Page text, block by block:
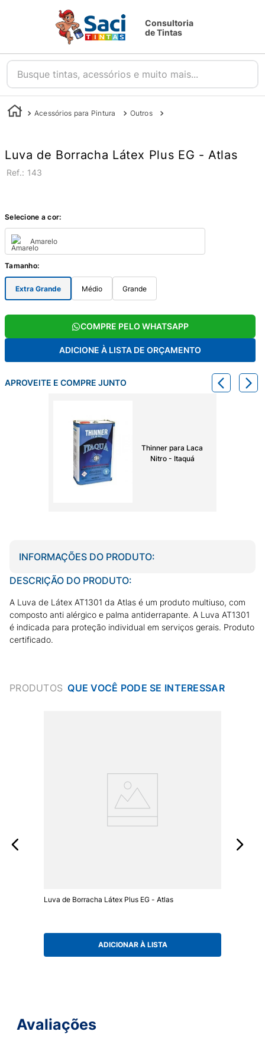
Consultoria
de Tintas
Busque tintas, acessórios e muito mais...
Acessórios para Pintura Outros
Luva de Borracha Látex Plus EG - Atlas
: 143
Selecione a cor:
Amarelo
Tamanho:
Extra Grande Médio Grande
COMPRE PELO WHATSAPP
ADICIONE À LISTA DE ORÇAMENTO
APROVEITE E COMPRE JUNTO
Thinner para Laca
Nitro - Itaquá
INFORMAÇÕES DO PRODUTO:
DESCRIÇÃO DO PRODUTO:
A Luva de Látex AT1301 da Atlas é um produto multiuso, com
composto anti alérgico e palma antiderrapante. A Luva AT1301
é indicada para proteção individual em serviços gerais. Produto
certificado.
PRODUTOS
Luva de Borracha Látex Plus EG - Atlas
ADICIONAR À LISTA
Avaliações